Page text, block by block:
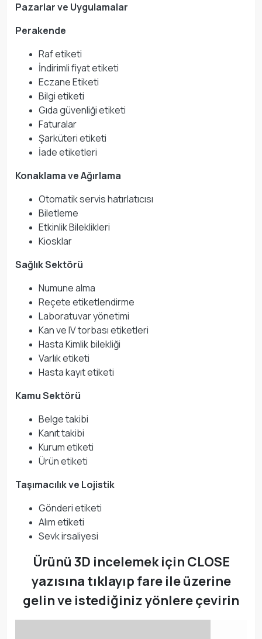
Pazarlar ve Uygulamalar
Perakende
Raf etiketi
İndirimli fiyat etiketi
Eczane Etiketi
Bilgi etiketi
Gıda güvenliği etiketi
Faturalar
Şarküteri etiketi
İade etiketleri
Konaklama ve Ağırlama
Otomatik servis hatırlatıcısı
Biletleme
Etkinlik Bileklikleri
Kiosklar
Sağlık Sektörü
Numune alma
Reçete etiketlendirme
Laboratuvar yönetimi
Kan ve IV torbası etiketleri
Hasta Kimlik bilekliği
Varlık etiketi
Hasta kayıt etiketi
Kamu Sektörü
Belge takibi
Kanıt takibi
Kurum etiketi
Ürün etiketi
Taşımacılık ve Lojistik
Gönderi etiketi
Alım etiketi
Sevk irsaliyesi
Ürünü 3D incelemek için CLOSE
yazısına tıklayıp fare ile üzerine
gelin ve istediğiniz yönlere çevirin